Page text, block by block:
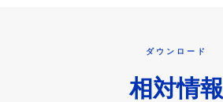
ダウンロード
相対情報